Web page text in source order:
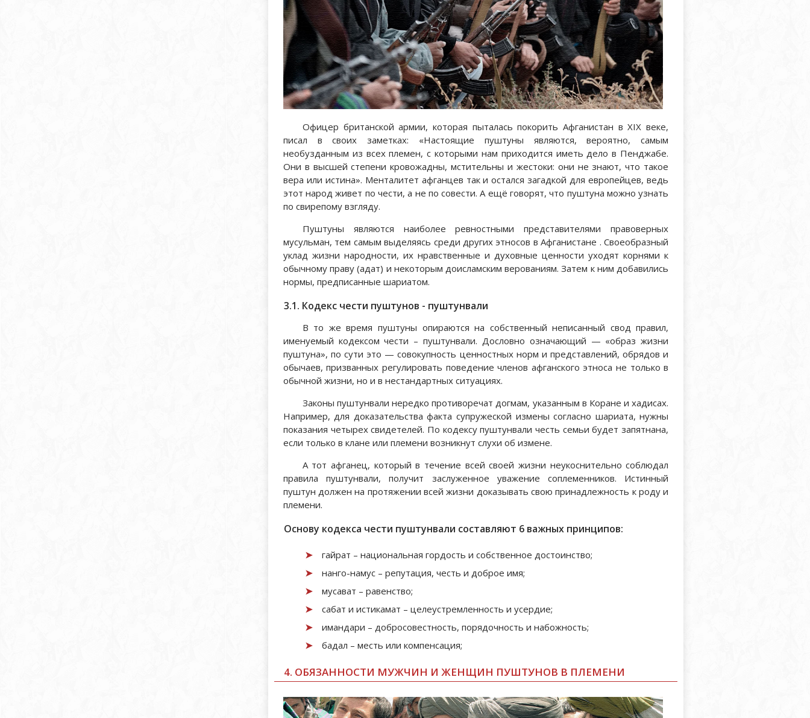
Офицер британской армии, которая пыталась покорить Афганистан в XIX веке,
писал в своих заметках: «Настоящие пуштуны являются, вероятно, самым
необузданным из всех племен, с которыми нам приходится иметь дело в Пенджабе.
Они в высшей степени кровожадны, мстительны и жестоки: они не знают, что такое
вера или истина». Менталитет афганцев так и остался загадкой для европейцев, ведь
этот народ живет по чести, а не по совести. А ещё говорят, что пуштуна можно узнать
по свирепому взгляду.
Пуштуны являются наиболее ревностными представителями правоверных
мусульман, тем самым выделяясь среди других этносов в Афганистане . Своеобразный
уклад жизни народности, их нравственные и духовные ценности уходят корнями к
обычному праву (адат) и некоторым доисламским верованиям. Затем к ним добавились
нормы, предписанные шариатом.
3.1. Кодекс чести пуштунов - пуштунвали
В то же время пуштуны опираются на собственный неписанный свод правил,
именуемый кодексом чести – пуштунвали. Дословно означающий — «образ жизни
пуштуна», по сути это — совокупность ценностных норм и представлений, обрядов и
обычаев, призванных регулировать поведение членов афганского этноса не только в
обычной жизни, но и в нестандартных ситуациях.
Законы пуштунвали нередко противоречат догмам, указанным в Коране и хадисах.
Например, для доказательства факта супружеской измены согласно шариата, нужны
показания четырех свидетелей. По кодексу пуштунвали честь семьи будет запятнана,
если только в клане или племени возникнут слухи об измене.
А тот афганец, который в течение всей своей жизни неукоснительно соблюдал
правила пуштунвали, получит заслуженное уважение соплеменников. Истинный
пуштун должен на протяжении всей жизни доказывать свою принадлежность к роду и
племени.
Основу кодекса чести пуштунвали составляют 6 важных принципов:
гайрaт – национальная гордость и собственное достоинство;
нанго-намyс – репутация, честь и доброе имя;
мусавaт – равенство;
сабaт и истикамaт – целеустремленность и усердие;
имандари – добросовестность, порядочность и набожность;
бадaл – месть или компенсация;
4. ОБЯЗАННОСТИ МУЖЧИН И ЖЕНЩИН ПУШТУНОВ В ПЛЕМЕНИ